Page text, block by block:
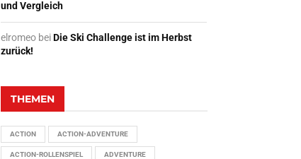
und Vergleich
elromeo beiDie Ski Challenge ist im Herbst
zurück!
THEMEN
ACTION ACTION-ADVENTURE
ACTION-ROLLENSPIEL ADVENTURE